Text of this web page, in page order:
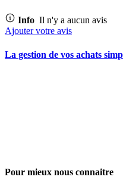
Info Il n'y a aucun avis
Ajouter votre avis
La gestion de vos achats
Pour mieux nous connaitre